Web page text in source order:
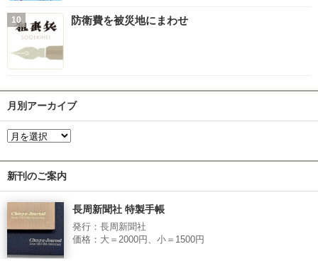
防衛費を被災地にまわせ
月別アーカイブ
新刊のご案内
長周新聞社 特製手帳
発行：長周新聞社
価格：大＝2000円、小＝1500円